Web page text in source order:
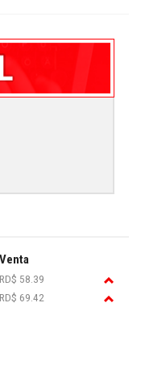
Venta
RD$ 58.39
RD$ 69.42